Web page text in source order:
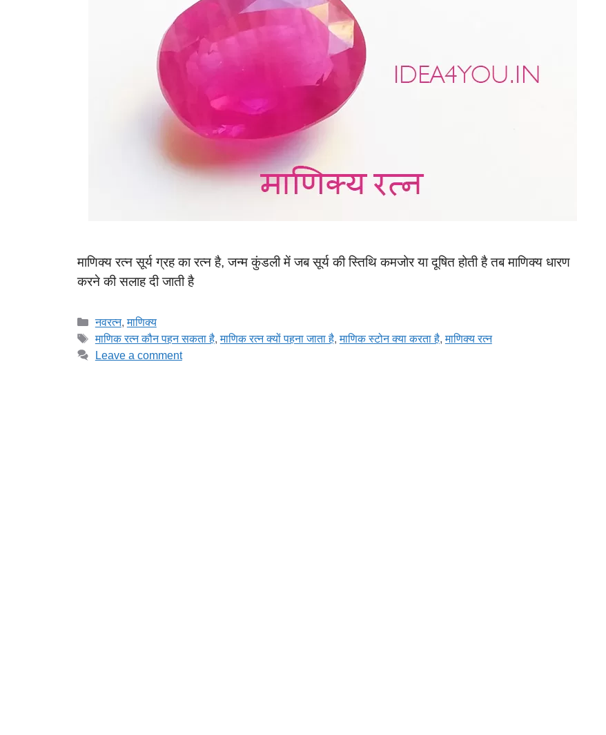
माणिक्य रत्न सूर्य ग्रह का रत्न है, जन्म कुंडली में जब सूर्य की स्तिथि कमजोर या दूषित होती है तब माणिक्य धारण
करने की सलाह दी जाती है
Categories
नवरत्न,माणिक्य
Tags
माणिक रत्न कौन पहन सकता है,माणिक रत्न क्यों पहना जाता है,माणिक स्टोन क्या करता है,माणिक्य रत्न
Leave a comment